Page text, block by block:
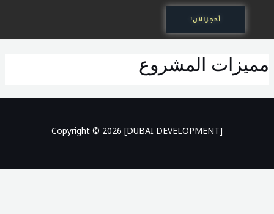
المحتوى
أحجزالان!
مميزات المشروع
Copyright © 2026 [DUBAI DEVELOPMENT]